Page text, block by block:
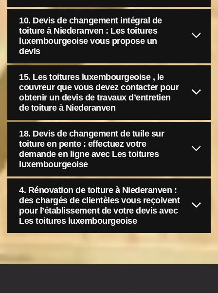
10. Devis de changement intégral de
toiture à Niederanven : Les toitures
luxembourgeoise vous propose un
devis
15. Les toitures luxembourgeoise , le
couvreur que vous devez contacter pour
obtenir un devis de travaux d’entretien
de toiture à Niederanven
18. Devis de changement de tuile sur
toiture en pente : effectuez votre
demande en ligne avec Les toitures
luxembourgeoise
4. Rénovation de toiture à Niederanven :
des chargés de clientèles vous reçoivent
pour l’établissement de votre devis avec
Les toitures luxembourgeoise